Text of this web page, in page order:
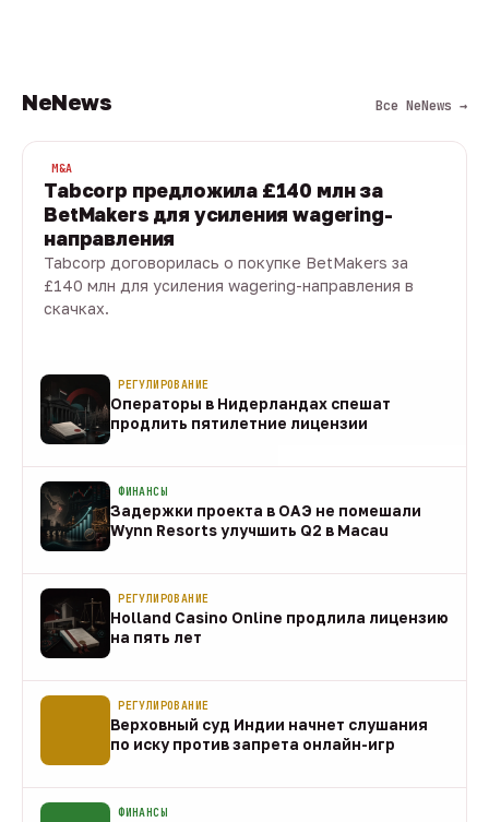
NeNews Все NeNews →
M&A
Tabcorp предложила £140 млн за
BetMakers для усиления wagering-
направления
Tabcorp договорилась о покупке BetMakers за
£140 млн для усиления wagering-направления в
скачках.
РЕГУЛИРОВАНИЕ
Операторы в Нидерландах спешат
продлить пятилетние лицензии
ФИНАНСЫ
Задержки проекта в ОАЭ не помешали
Wynn Resorts улучшить Q2 в Macau
РЕГУЛИРОВАНИЕ
Holland Casino Online продлила лицензию
на пять лет
РЕГУЛИРОВАНИЕ
Верховный суд Индии начнет слушания
по иску против запрета онлайн-игр
ФИНАНСЫ